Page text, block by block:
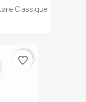
Classique
favorite_border